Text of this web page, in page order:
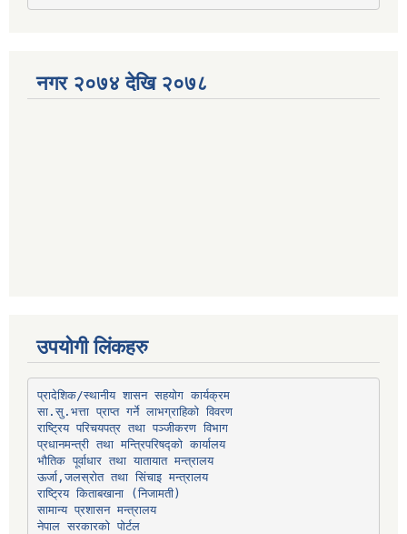
नगर २०७४ देखि २०७८
उपयोगी लिंकहरु
प्रादेशिक/स्थानीय शासन सहयोग कार्यक्रम
सा.सु.भत्ता प्राप्त गर्ने लाभग्राहिको विवरण
राष्ट्रिय परिचयपत्र तथा पञ्‍जीकरण विभाग
प्रधानमन्त्री तथा मन्त्रिपरिषद्को कार्यालय
भौतिक पूर्वाधार तथा यातायात मन्त्रालय
ऊर्जा,जलस्रोत तथा सिंचाइ मन्त्रालय
सामान्य प्रशासन मन्त्रालय
नेपाल सरकारको पोर्टल